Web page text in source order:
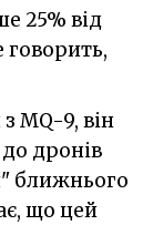
25% від
MQ-9, він
дронів
ближнього
що цей